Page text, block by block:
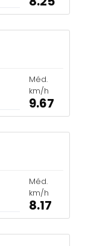
Méd.
km/h
9.67
Méd.
km/h
8.17